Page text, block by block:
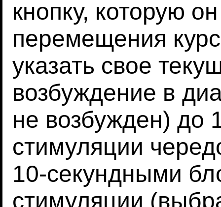
кнопку, которую
перемещения
указать свое
возбуждение в
не возбужден) до
стимуляции
10-секундными
стимуляции